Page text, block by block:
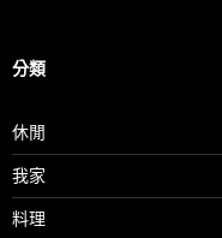
分類
休閒
我家
料理